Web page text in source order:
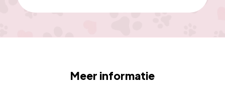
Meer informatie